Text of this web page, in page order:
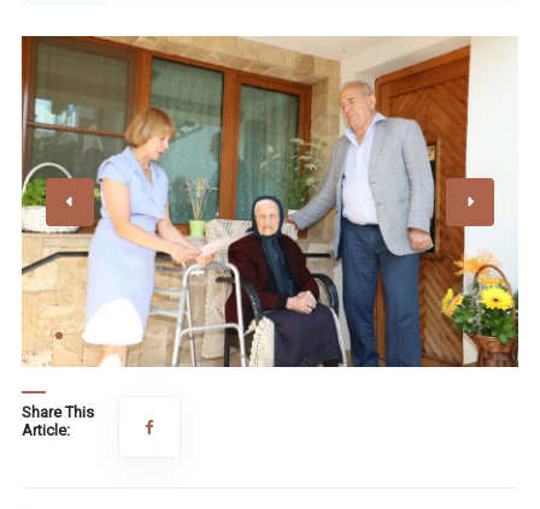
Share This
Article: